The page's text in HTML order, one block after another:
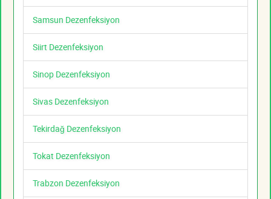
Samsun Dezenfeksiyon
Siirt Dezenfeksiyon
Sinop Dezenfeksiyon
Sivas Dezenfeksiyon
Tekirdağ Dezenfeksiyon
Tokat Dezenfeksiyon
Trabzon Dezenfeksiyon